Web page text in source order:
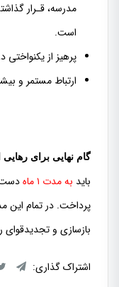
مدرسه، قـرار
است.
پرهیز از
ارتباط مستمر و
گام نهایی برای
باید به مدت ۱ ماه
دست
پرداخت. در تمام
بازسازی و
اشتراک گذاری: